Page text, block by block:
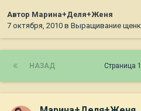
Автор Марина+Деля+Женя
7 октября, 2010 в Выращивание
НАЗАД Страница